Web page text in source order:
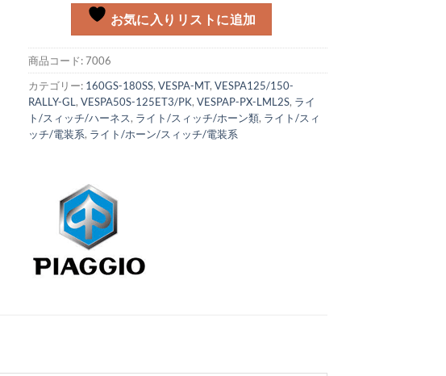
お気に入りリストに追加
商品コード:7006
カテゴリー: 160GS-180SS,VESPA-MT,VESPA125/150-
RALLY-GL,VESPA50S-125ET3/PK,VESPAP-PX-LML2S, ライ
ト/スィッチ/ハーネス, ライト/スィッチ/ホーン類, ライト/スィ
ッチ/電装系, ライト/ホーン/スィッチ/電装系